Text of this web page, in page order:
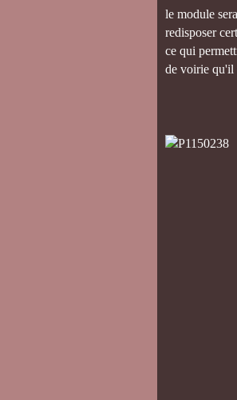
le module
redisposer
ce qui
de voirie qu'il